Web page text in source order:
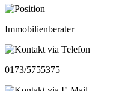
Immobilienberater
0173/5755375